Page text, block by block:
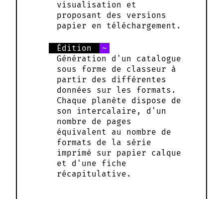
visualisation et
proposant des versions
papier en téléchargement.
Édition
Génération d'un catalogue
sous forme de classeur à
partir des différentes
données sur les formats.
Chaque planète dispose de
son intercalaire, d'un
nombre de pages
équivalent au nombre de
formats de la série
imprimé sur papier calque
et d'une fiche
récapitulative.